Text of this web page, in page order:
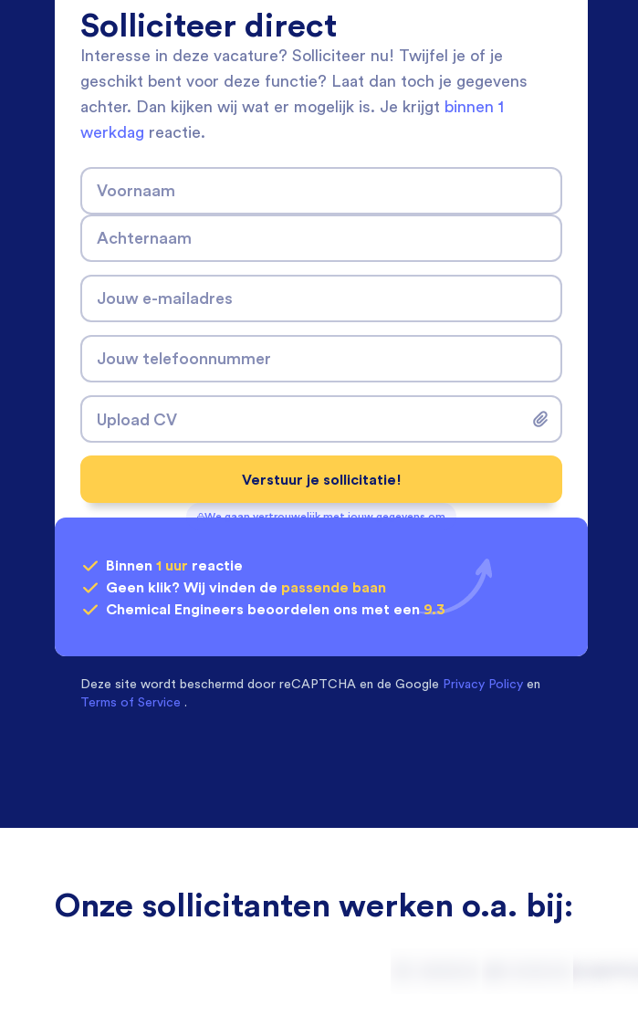
Solliciteer direct
Interesse in deze vacature? Solliciteer nu! Twijfel je of je
geschikt bent voor deze functie? Laat dan toch je gegevens
achter. Dan kijken wij wat er mogelijk is. Je krijgt binnen 1
werkdag reactie.
Voornaam
Achternaam
Jouw e-mailadres
Jouw telefoonnummer
Upload CV
We gaan vertrouwelijk met jouw gegevens om
Verstuur je sollicitatie!
Binnen 1 uur reactie
Geen klik? Wij vinden de passende baan
Chemical Engineers beoordelen ons met een 9.3
Deze site wordt beschermd door reCAPTCHA en de Google Privacy Policy en
Terms of Service .
Onze sollicitanten werken o.a. bij: